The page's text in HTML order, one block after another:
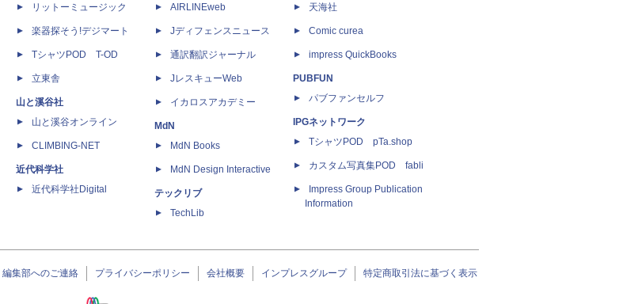
リットーミュージック
楽器探そう!デジマート
TシャツPOD T-OD
立東舎
山と溪谷社
山と溪谷オンライン
CLIMBING-NET
近代科学社
近代科学社Digital
AIRLINEweb
Jディフェンスニュース
通訳翻訳ジャーナル
JレスキューWeb
イカロスアカデミー
MdN
MdN Books
MdN Design Interactive
テックリブ
TechLib
天海社
Comic curea
impress QuickBooks
PUBFUN
パブファンセルフ
IPGネットワーク
TシャツPOD pTa.shop
カスタム写真集POD fabli
Impress Group Publication
Information
編集部へのご連絡 プライバシーポリシー 会社概要 インプレスグループ 特定商取引法に基づく表示